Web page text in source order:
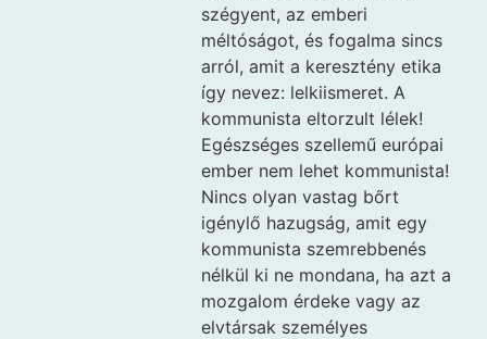
szégyent, az emberi
méltóságot, és fogalma sincs
arról, amit a keresztény etika
így nevez: lelkiismeret. A
kommunista eltorzult lélek!
Egészséges szellemű európai
ember nem lehet kommunista!
Nincs olyan vastag bőrt
igénylő hazugság, amit egy
kommunista szemrebbenés
nélkül ki ne mondana, ha azt a
mozgalom érdeke vagy az
elvtársak személyes